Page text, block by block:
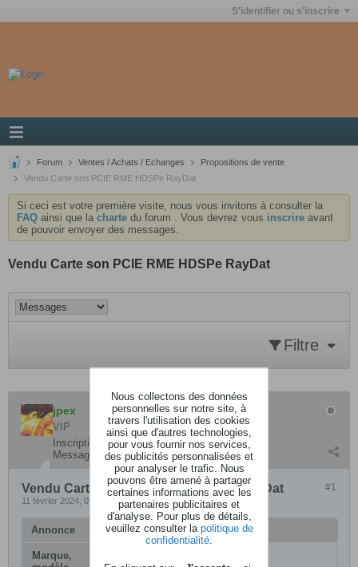
S'identifier ou s'inscrire
Forum Ventes / Achats / Echanges
Propositions de vente
Vendu Carte son PCIE RME HDSPe RayDat
Si ceci est votre première visite, nous vous invitons à consulter la
FAQ ainsi que la charte du forum . Vous devrez vous inscrire avant
de pouvoir envoyer des messages.
Vendu Carte son PCIE RME HDSPe RayDat
Filtre
jpex
VIP
Inscription:
février 2007
Messages:
141
#1
Vendu Carte son PCIE RME HDSPe RayDat
11 février 2024, 09h07
Annonce
Marque,
Nous collectons des données
personnelles sur notre site, à
travers l'utilisation des cookies
ainsi que d'autres technologies,
pour vous fournir nos services,
des publicités personnalisées et
pour analyser le trafic. Nous
pouvons être amené à partager
certaines informations avec les
partenaires publicitaires et
d'analyse. Pour plus de détails,
veuillez consulter la politique de
confidentialité